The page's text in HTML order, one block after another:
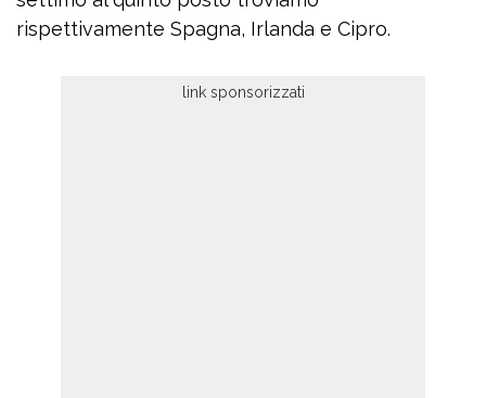
rispettivamente Spagna, Irlanda e Cipro.